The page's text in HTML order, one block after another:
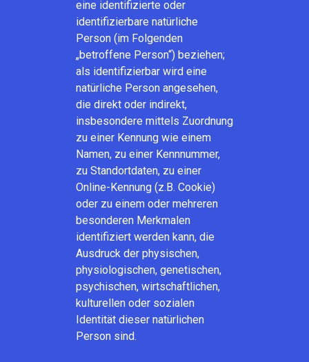
eine identifizierte oder
identifizierbare natürliche
Person (im Folgenden
„betroffene Person“) beziehen;
als identifizierbar wird eine
natürliche Person angesehen,
die direkt oder indirekt,
insbesondere mittels Zuordnung
zu einer Kennung wie einem
Namen, zu einer Kennnummer,
zu Standortdaten, zu einer
Online-Kennung (z.B. Cookie)
oder zu einem oder mehreren
besonderen Merkmalen
identifiziert werden kann, die
Ausdruck der physischen,
physiologischen, genetischen,
psychischen, wirtschaftlichen,
kulturellen oder sozialen
Identität dieser natürlichen
Person sind.